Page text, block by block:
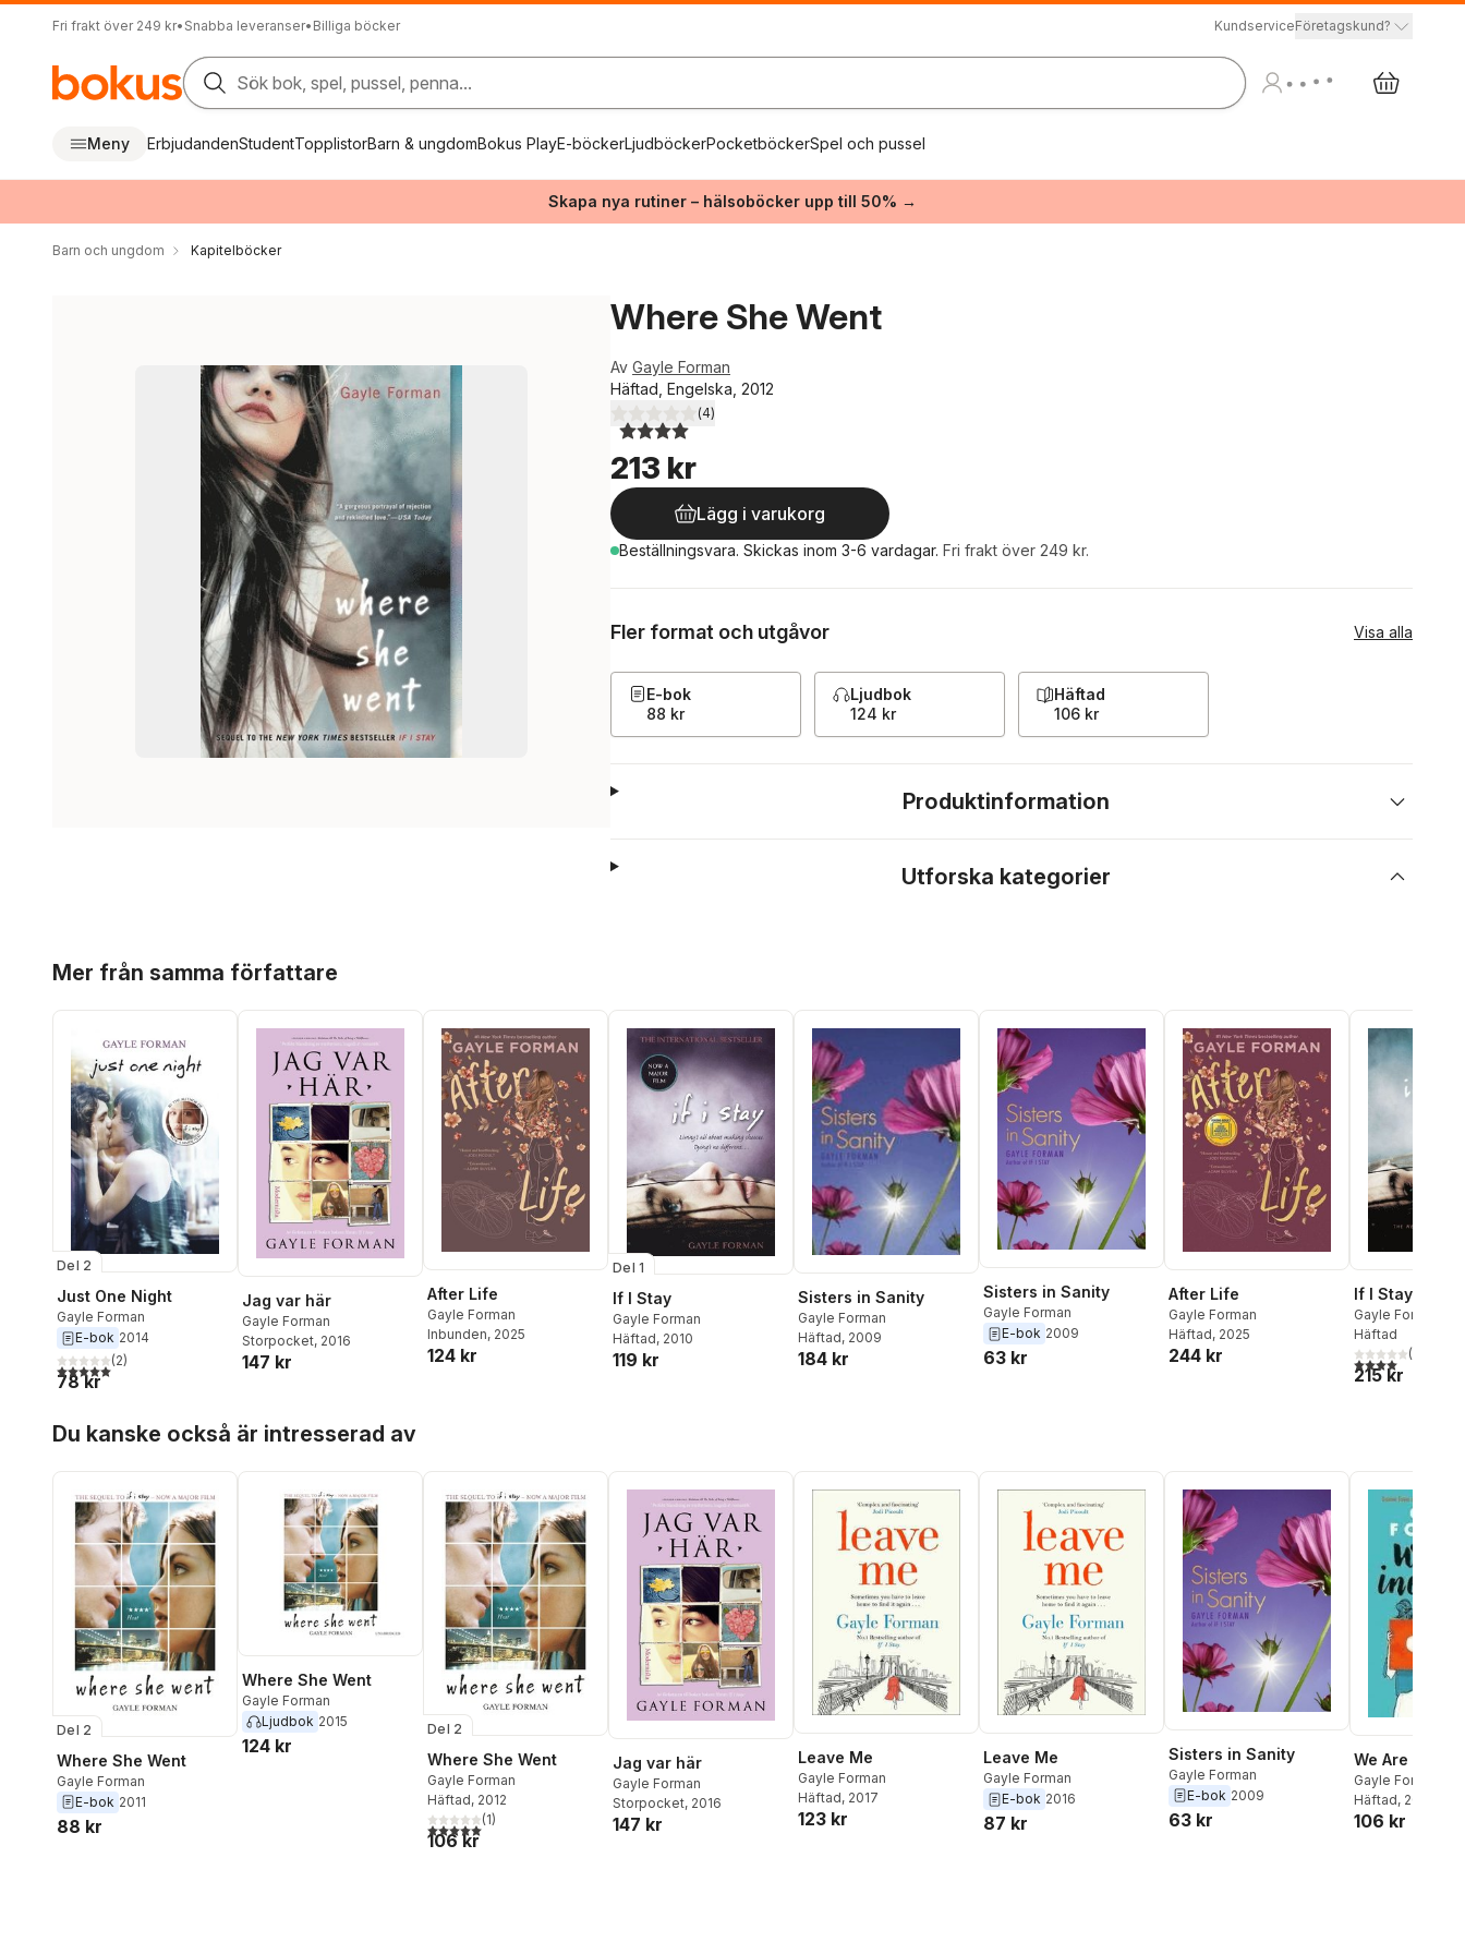
Fri frakt över 249 kr• Snabba leveranser• Billiga böcker KundserviceFöretagskund?
Sök bok, spel, pussel, penna...
Meny ErbjudandenStudentTopplistorBarn & ungdomBokus PlayE-böckerLjudböckerPocketböckerSpel och pussel
Skapa nya rutiner – hälsoböcker upp till 50% →
Barn och ungdom Kapitelböcker
Where She Went
Av Gayle Forman
Häftad, Engelska, 2012
4,0utav 5 stjärnor. Totalt antal röster:
(4)
213 kr
Lägg i varukorg
Beställningsvara. Skickas inom 3-6 vardagar. Fri frakt över 249 kr.
Fler format och utgåvor Visa alla
E-bok
88 kr
Ljudbok
124 kr
Häftad
106 kr
Produktinformation
Utforska kategorier
Mer från samma författare
Del 2
Just One Night
Gayle Forman
E-bok 2014
5,0utav 5 stjärnor. Totalt antal röster:
(2)
78 kr
Jag var här
Gayle Forman
Storpocket, 2016
147 kr
After Life
Gayle Forman
Inbunden, 2025
124 kr
Del 1
If I Stay
Gayle Forman
Häftad, 2010
119 kr
Sisters in Sanity
Gayle Forman
Häftad, 2009
184 kr
Sisters in Sanity
Gayle Forman
E-bok 2009
63 kr
After Life
Gayle Forman
Häftad, 2025
244 kr
If I Stay
Gayle Forman
Häftad
4,0utav 5(
215 kr
Du kanske också är intresserad av
Del 2
Where She Went
Gayle Forman
E-bok 2011
88 kr
Where She Went
Gayle Forman
Ljudbok 2015
124 kr
Del 2
Where She Went
Gayle Forman
Häftad, 2012
5,0utav 5 stjärnor. Totalt antal röster:
(1)
106 kr
Jag var här
Gayle Forman
Storpocket, 2016
147 kr
Leave Me
Gayle Forman
Häftad, 2017
123 kr
Leave Me
Gayle Forman
E-bok 2016
87 kr
Sisters in Sanity
Gayle Forman
E-bok 2009
63 kr
We Are
Gayle Forman
Häftad, 2021
106 kr